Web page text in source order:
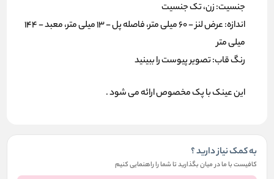
جنسیت: زن، تک جنسیت
اندازه: عرض لنز - 60 میلی متر، فاصله پل - 13 میلی متر، معبد - 144
میلی متر
رنگ قاب: تصویر پیوست را ببینید
این عینک با پک مخصوص ارائه می شود .
به کمک نیاز دارید ؟
کافیست با ما در میان بگذارید تا شما را راهنمایی کنیم